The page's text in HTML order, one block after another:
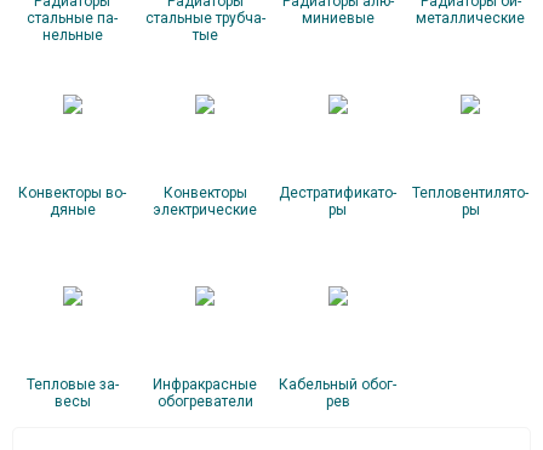
сталь­ные па­
нель­ные
сталь­ные труб­ча­
тые
мини­евые
метал­ли­чес­кие
Кон­векто­ры во­
дяные
Кон­векто­ры
элек­три­чес­кие
Дес­тра­тифи­като­
ры
Теп­ло­вен­ти­лято­
ры
Теп­ло­вые за­
весы
Ин­фрак­расные
обог­ре­вате­ли
Ка­бель­ный обог­
рев